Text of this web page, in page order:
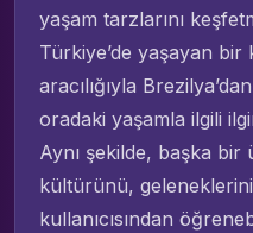
yaşam tarzlarını
Türkiye’de yaşayan bir
aracılığıyla
oradaki yaşamla ilgili
Aynı şekilde, başka bir
kültürünü,
kullanıcısından